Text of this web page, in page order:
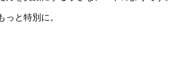
と特別に。